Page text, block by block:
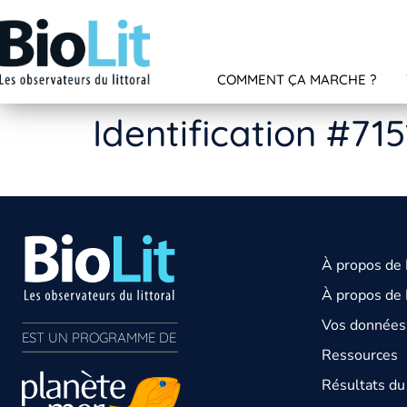
COMMENT ÇA MARCHE ?
Identification
EST UN PROGRAMME DE
À propos de
À propos de
Vos
Ressources
Résultats